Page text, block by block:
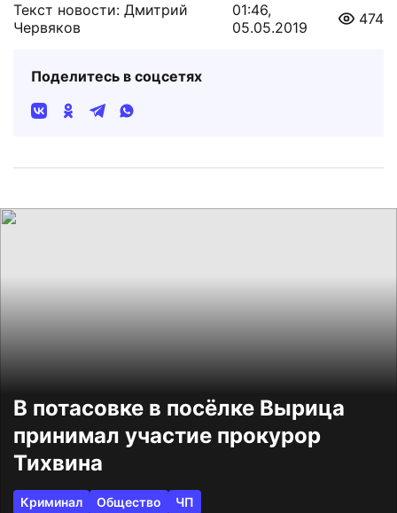
Текст новости: Дмитрий
Червяков
01:46,
05.05.2019
474
Поделитесь в соцсетях
В потасовке в посёлке Вырица
принимал участие прокурор
Тихвина
Криминал Общество
ЧП